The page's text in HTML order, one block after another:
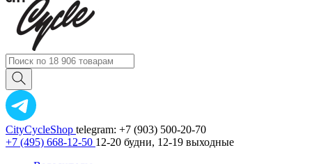
CityCycleShop telegram: +7 (903) 500-20-70
+7 (495) 668-12-50 12-20 будни, 12-19 выходные